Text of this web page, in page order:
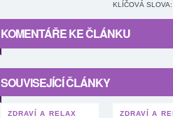
KLÍČOVÁ SLOVA:
KOMENTÁŘE KE ČLÁNKU
SOUVISEJÍCÍ ČLÁNKY
ZDRAVÍ A RELAX ZDRAVÍ A